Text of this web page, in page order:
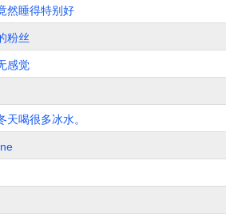
然睡得特别好
粉丝
感觉
喝很多冰水。